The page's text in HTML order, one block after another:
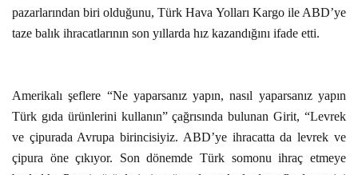
pazarlarından biri olduğunu, Türk Hava Yolları Kargo ile ABD’ye
taze balık ihracatlarının son yıllarda hız kazandığını ifade etti.
Amerikalı şeflere “Ne yaparsanız yapın, nasıl yaparsanız yapın
Türk gıda ürünlerini kullanın” çağrısında bulunan Girit, “Levrek
ve çipurada Avrupa birincisiyiz. ABD’ye ihracatta da levrek ve
çipura öne çıkıyor. Son dönemde Türk somonu ihraç etmeye